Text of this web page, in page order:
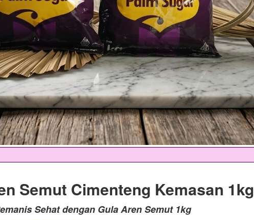
Semut Cimenteng Kemasan 1kg
Sehat dengan Gula Aren Semut 1kg